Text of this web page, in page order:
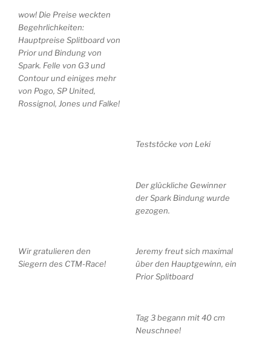
wow! Die Preise weckten
Begehrlichkeiten:
Hauptpreise Splitboard von
Prior und Bindung von
Spark. Felle von G3 und
Contour und einiges mehr
von Pogo, SP United,
Rossignol, Jones und Falke!
Teststöcke von Leki
Der glückliche Gewinner
der Spark Bindung wurde
gezogen.
Wir gratulieren den
Siegern des CTM-Race!
Jeremy freut sich maximal
über den Hauptgewinn, ein
Prior Splitboard
Tag 3 begann mit 40 cm
Neuschnee!